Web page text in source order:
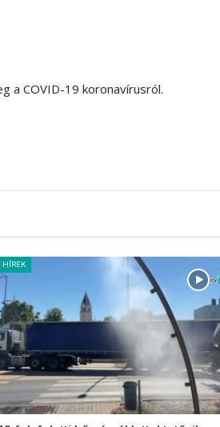
a COVID-19 koronavírusról.
HÍREK